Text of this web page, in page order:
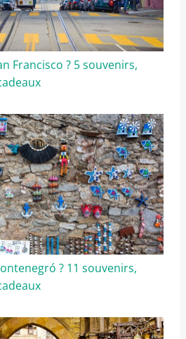
Francisco ? 5 souvenirs,
? 11 souvenirs,